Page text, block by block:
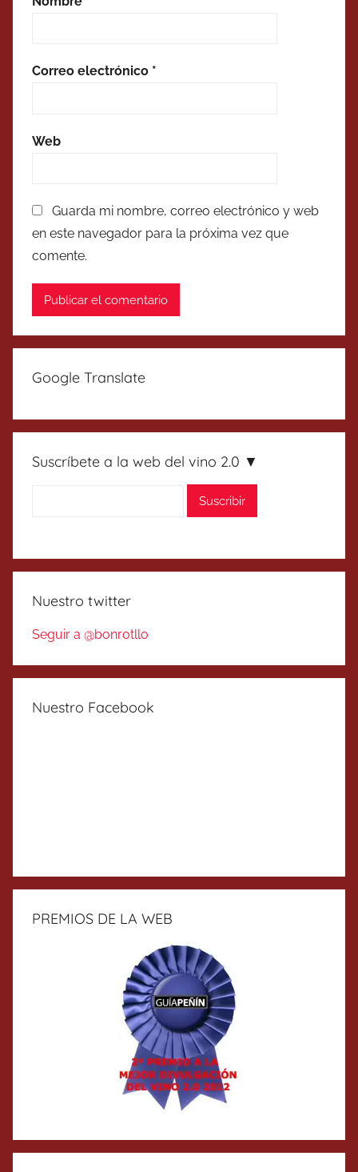
Correo electrónico *
Web
Guarda mi nombre, correo electrónico y web
en este navegador para la próxima vez que
comente.
Google Translate
Suscríbete a la web del vino 2.0 ▼
Nuestro twitter
Seguir a @bonrotllo
Nuestro Facebook
PREMIOS DE LA WEB